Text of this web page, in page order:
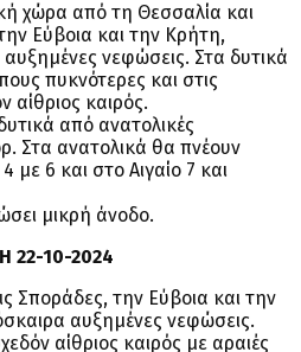
χώρα από τη Θεσσαλία και
Εύβοια και την Κρήτη,
νεφώσεις. Στα δυτικά
πυκνότερες και στις
αίθριος καιρός.
από ανατολικές
Στα ανατολικά θα πνέουν
με 6 και στο Αιγαίο 7 και
μικρή άνοδο.
22-10-2024
Σποράδες, την Εύβοια και την
αυξημένες νεφώσεις.
αίθριος καιρός με αραιές